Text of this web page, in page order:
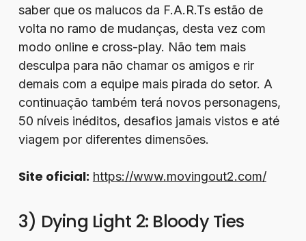
saber que os malucos da F.A.R.Ts estão de
volta no ramo de mudanças, desta vez com
modo online e cross-play. Não tem mais
desculpa para não chamar os amigos e rir
demais com a equipe mais pirada do setor. A
continuação também terá novos personagens,
50 níveis inéditos, desafios jamais vistos e até
viagem por diferentes dimensões.
Site oficial: https://www.movingout2.com/
3) Dying Light 2: Bloody Ties